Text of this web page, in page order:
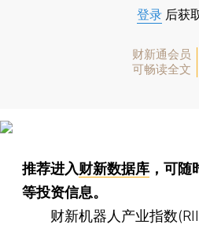
登录 后获
财新通会员
可畅读全文
推荐进入财新数据库 ，可
等投资信息。
财新机器人产业指数(RII)